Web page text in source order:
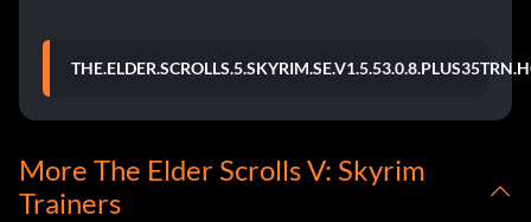
More The Elder Scrolls V: Skyrim
Trainers